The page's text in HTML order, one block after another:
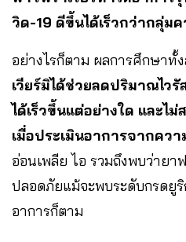
วิด-19 ดีขึ้นได้เร็วกว่ากลุ่ม
อย่างไรก็ตาม ผลการศึกษาทั้
เวียร์มิได้ช่วยลดปริมาณไว
ได้เร็วขึ้นแต่อย่างใด และไ
เมื่อประเมินอาการจากคว
อ่อนเพลีย ไอ รวมถึงพบว่ายา
ปลอดภัยแม้จะพบระดับกรดยู
อาการก็ตาม